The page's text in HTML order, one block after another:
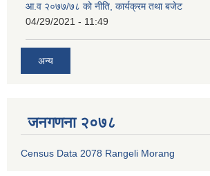
आ.व २०७७/७८ को नीति, कार्यक्रम तथा बजेट
04/29/2021 - 11:49
अन्य
जनगणना २०७८
Census Data 2078 Rangeli Morang